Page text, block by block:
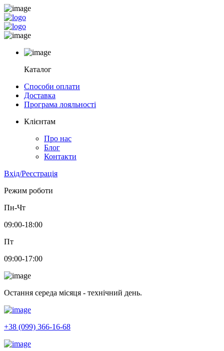
Каталог
Способи оплати
Доставка
Програма лояльності
Клієнтам
Про нас
Блог
Контакти
Вхід/Реєстрація
Режим роботи
Пн-Чт
09:00-18:00
Пт
09:00-17:00
Остання середа місяця - технічний день.
+38 (099) 366-16-68